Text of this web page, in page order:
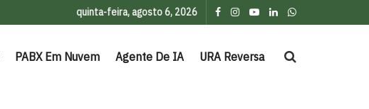
quinta-feira, agosto 6, 2026
PABX Em Nuvem Agente De IA URA Reversa